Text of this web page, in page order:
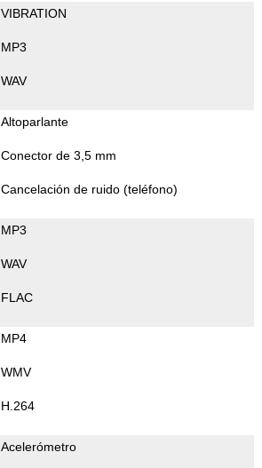
VIBRATION
MP3
WAV
Altoparlante
Conector de 3,5 mm
Cancelación de ruido (teléfono)
MP3
WAV
FLAC
MP4
WMV
H.264
Acelerómetro